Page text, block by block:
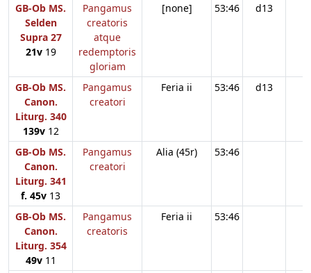
GB-Ob MS.
Selden
Supra 27
21v19
Pangamus
creatoris
atque
redemptoris
gloriam
[none] 53:46 d13
GB-Ob MS.
Canon.
Liturg. 340
139v12
Pangamus
creatori
Feria ii 53:46 d13
GB-Ob MS.
Canon.
Liturg. 341
f. 45v 13
Pangamus
creatori
Alia (45r) 53:46
GB-Ob MS.
Canon.
Liturg. 354
49v11
Pangamus
creatoris
Feria ii 53:46